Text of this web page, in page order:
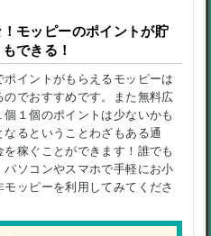
モッピーのポイントが貯
できる！
イントがもらえるモッピーは
でおすすめです。また無料広
１個のポイントは少ないかも
るということわざもある通
稼ぐことができます！誰でも
ソコンやスマホで手軽にお小
ッピーを利用してみてくださ